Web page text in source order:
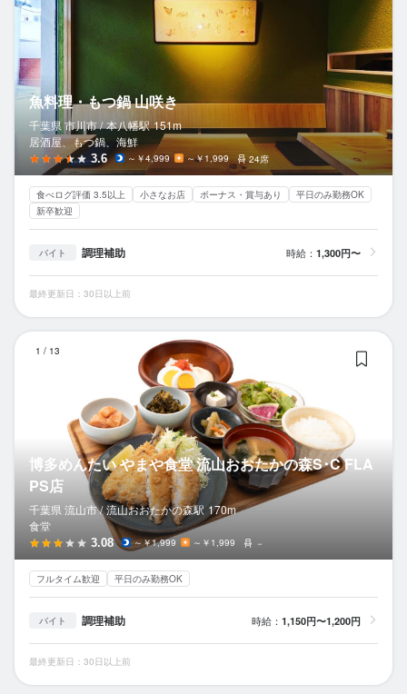
魚料理・もつ鍋 山咲き
千葉県 市川市 / 本八幡駅 151m
居酒屋、もつ鍋、海鮮
3.6 ～￥4,999 ～￥1,999 24席
食べログ評価 3.5以上 小さなお店 ボーナス・賞与あり
平日のみ勤務OK
新卒歓迎
バイト 調理補助 時給： 1,300円〜
最終更新日：30日以上前
1 / 13
博多めんたい やまや食堂 流山おおたかの森S･C FLA
PS店
千葉県 流山市 / 流山おおたかの森駅 170m
食堂
3.08 ～￥1,999 ～￥1,999 －
フルタイム歓迎 平日のみ勤務OK
バイト 調理補助 時給： 1,150円〜1,200円
最終更新日：30日以上前